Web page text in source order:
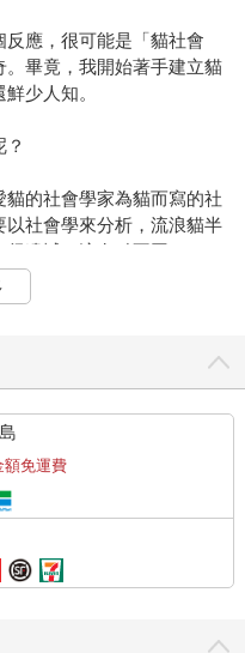
應，很可能是「貓社會
畢竟，我開始著手建立貓
少人知。
的社會學家為貓而寫的社
社會學來分析，流浪貓半
遺憾，這有點不同。
歷史來解釋。其中較廣為
，發現了一處古墓，墓中埋
最早出現的時期。
始，人類就已經開始疼愛
例來說，大約西元前四千
小麥和大麥。等重要主
穀物。而天生有獵捕老鼠
受到重視。嚴格來說，當
價值。
養貓的人，就算有也只占極
額免運費